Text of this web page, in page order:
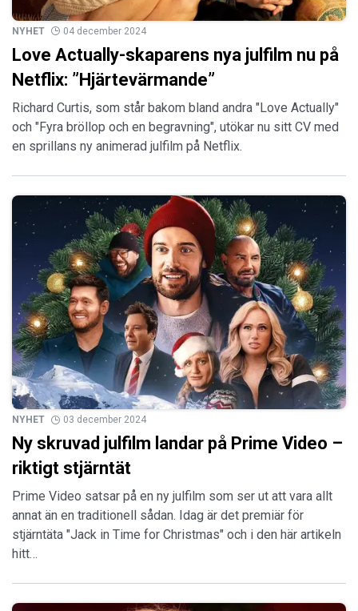
NYHET 04 december 2024
Love Actually-skaparens nya julfilm nu på
Netflix: ”Hjärtevärmande”
Richard Curtis, som står bakom bland andra "Love Actually"
och "Fyra bröllop och en begravning", utökar nu sitt CV med
en sprillans ny animerad julfilm på Netflix.
NYHET 03 december 2024
Ny skruvad julfilm landar på Prime Video –
riktigt stjärntät
Prime Video satsar på en ny julfilm som ser ut att vara allt
annat än en traditionell sådan. Idag är det premiär för
stjärntäta "Jack in Time for Christmas" och i den här artikeln
hitt…